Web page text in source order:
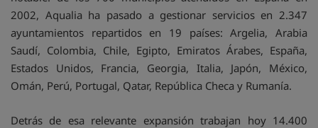
2002, Aqualia ha pasado a gestionar servicios en 2.347
ayuntamientos repartidos en 19 países: Argelia, Arabia
Saudí, Colombia, Chile, Egipto, Emiratos Árabes, España,
Estados Unidos, Francia, Georgia, Italia, Japón, México,
Omán, Perú, Portugal, Qatar, República Checa y Rumanía.
Detrás de esa relevante expansión trabajan hoy 14.400